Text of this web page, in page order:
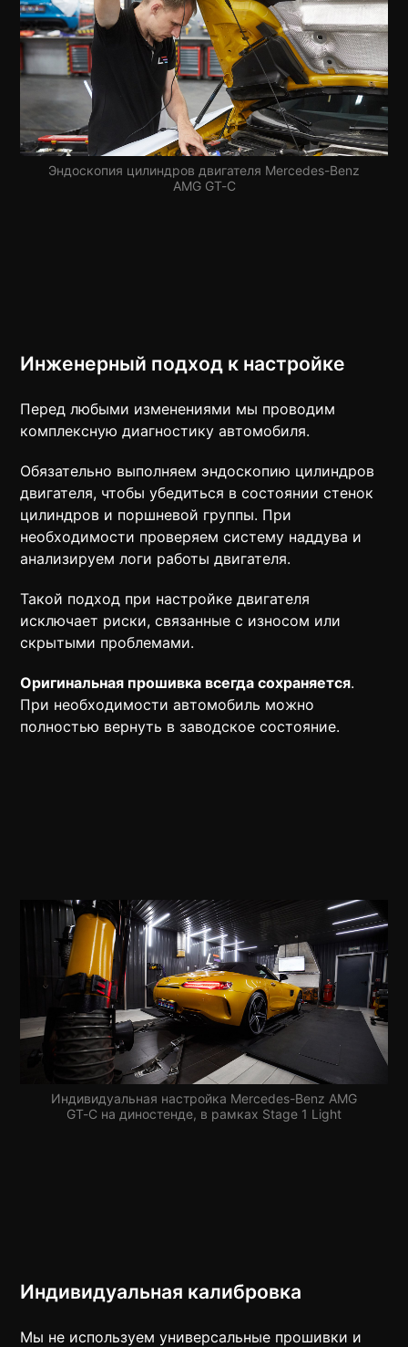
Эндоскопия цилиндров двигателя Mercedes-Benz
AMG GT-C
Инженерный подход к настройке
Перед любыми изменениями мы проводим
комплексную диагностику автомобиля.
Обязательно выполняем эндоскопию цилиндров
двигателя, чтобы убедиться в состоянии стенок
цилиндров и поршневой группы. При
необходимости проверяем систему наддува и
анализируем логи работы двигателя.
Такой подход при настройке двигателя
исключает риски, связанные с износом или
скрытыми проблемами.
Оригинальная прошивка всегда сохраняется.
При необходимости автомобиль можно
полностью вернуть в заводское состояние.
Индивидуальная настройка Mercedes-Benz AMG
GT-C на диностенде, в рамках Stage 1 Light
Индивидуальная калибровка
Мы не используем универсальные прошивки и